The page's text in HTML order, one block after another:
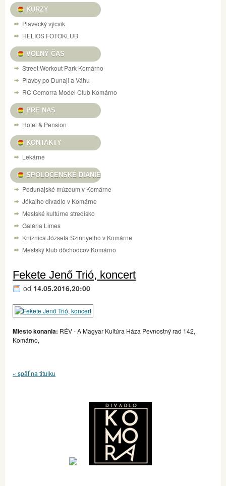
KURZY
Plavecký výcvik
HELIOS FOTOKLUB
VOĽNÝ ČAS
Street Workout Park Komárno
Plavby po Dunaji a Váhu
RC Comorra Model Club Komárno
PRE NAS
Hotel & Pension
KONTAKTY
Lekárne
SPOLOČENSKÉ DIANIE
Podunajské múzeum v Komárne
Jókaiho divadlo v Komárne
Mestské kultúrne stredisko
Galéria Limes
Knižnica Józsefa Szinnyeiho v Komárne
Mestský klub dôchodcov Komárno
Fekete Jenő Trió, koncert
od 14.05.2016,20:00
Miesto konania: RÉV - A Magyar Kultúra Háza Pevnostný rad 142,
Komárno,
« späť na titulku